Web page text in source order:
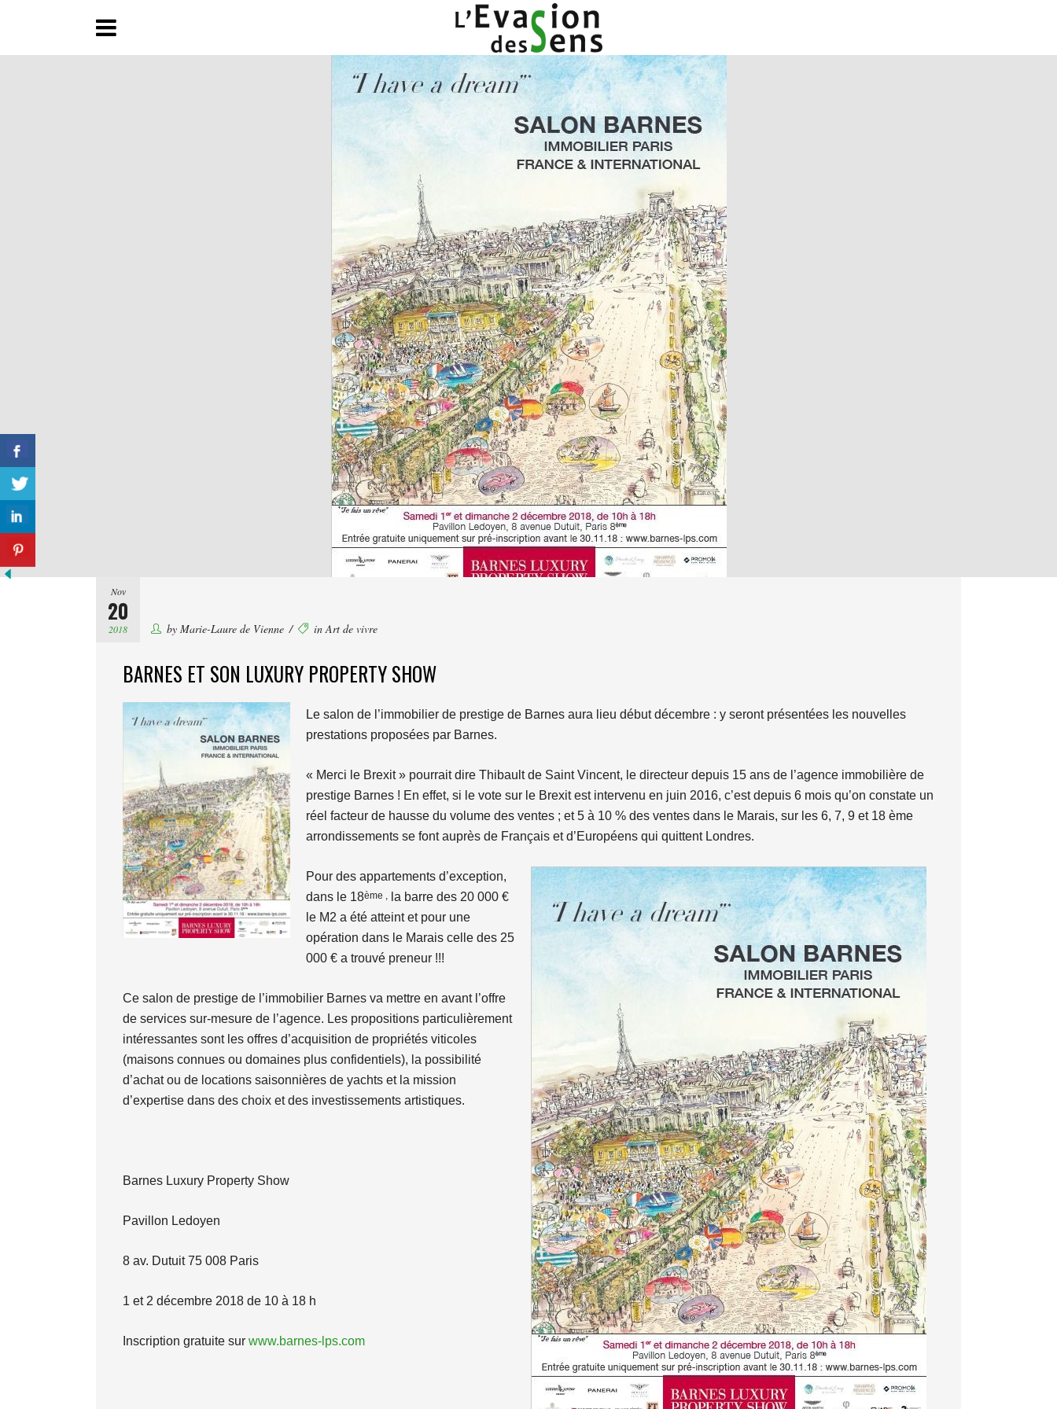
Nov
20
2018 by Marie-Laure de Vienne inArt de vivre
BARNES ET SON LUXURY PROPERTY SHOW
Le salon de l’immobilier de prestige de Barnes aura lieu début décembre : y seront présentées les nouvelles
prestations proposées par Barnes.
« Merci le Brexit » pourrait dire Thibault de Saint Vincent, le directeur depuis 15 ans de l’agence immobilière de
prestige Barnes ! En effet, si le vote sur le Brexit est intervenu en juin 2016, c’est depuis 6 mois qu’on constate un
réel facteur de hausse du volume des ventes ; et 5 à 10 % des ventes dans le Marais, sur les 6, 7, 9 et 18 ème
arrondissements se font auprès de Français et d’Européens qui quittent Londres.
Pour des appartements d’exception,
dans le 18ème , la barre des 20 000 €
le M2 a été atteint et pour une
opération dans le Marais celle des 25
000 € a trouvé preneur !!!
Ce salon de prestige de l’immobilier Barnes va mettre en avant l’offre
de services sur-mesure de l’agence. Les propositions particulièrement
intéressantes sont les offres d’acquisition de propriétés viticoles
(maisons connues ou domaines plus confidentiels), la possibilité
d’achat ou de locations saisonnières de yachts et la mission
d’expertise dans des choix et des investissements artistiques.
Barnes Luxury Property Show
Pavillon Ledoyen
8 av. Dutuit 75 008 Paris
1 et 2 décembre 2018 de 10 à 18 h
Inscription gratuite sur www.barnes-lps.com